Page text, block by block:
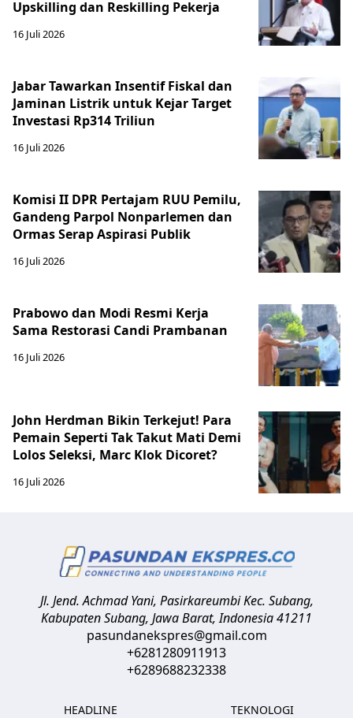
Upskilling dan Reskilling Pekerja
16 Juli 2026
Jabar Tawarkan Insentif Fiskal dan
Jaminan Listrik untuk Kejar Target
Investasi Rp314 Triliun
16 Juli 2026
Komisi II DPR Pertajam RUU Pemilu,
Gandeng Parpol Nonparlemen dan
Ormas Serap Aspirasi Publik
16 Juli 2026
Prabowo dan Modi Resmi Kerja
Sama Restorasi Candi Prambanan
16 Juli 2026
John Herdman Bikin Terkejut! Para
Pemain Seperti Tak Takut Mati Demi
Lolos Seleksi, Marc Klok Dicoret?
16 Juli 2026
Jl. Jend. Achmad Yani, Pasirkareumbi Kec. Subang,
Kabupaten Subang, Jawa Barat,Indonesia41211
pasundanekspres@gmail.com
+6281280911913
+6289688232338
HEADLINE
TEKNOLOGI